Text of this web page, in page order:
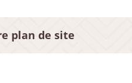
plan de site